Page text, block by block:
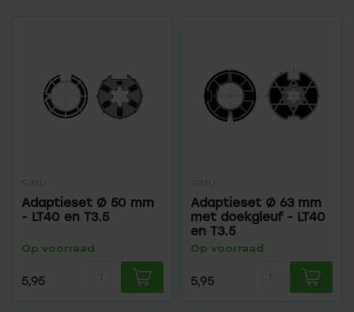
SIMU
Adaptieset Ø 50 mm
- LT40 en T3.5
Op voorraad
5,95
SIMU
Adaptieset Ø 63 mm
met doekgleuf - LT40
en T3.5
Op voorraad
5,95